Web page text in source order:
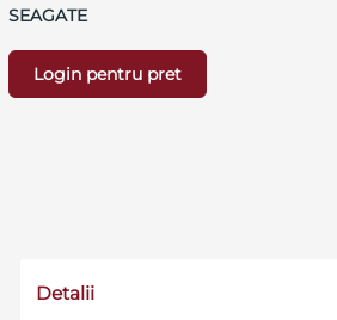
SEAGATE
Login pentru pret
Detalii